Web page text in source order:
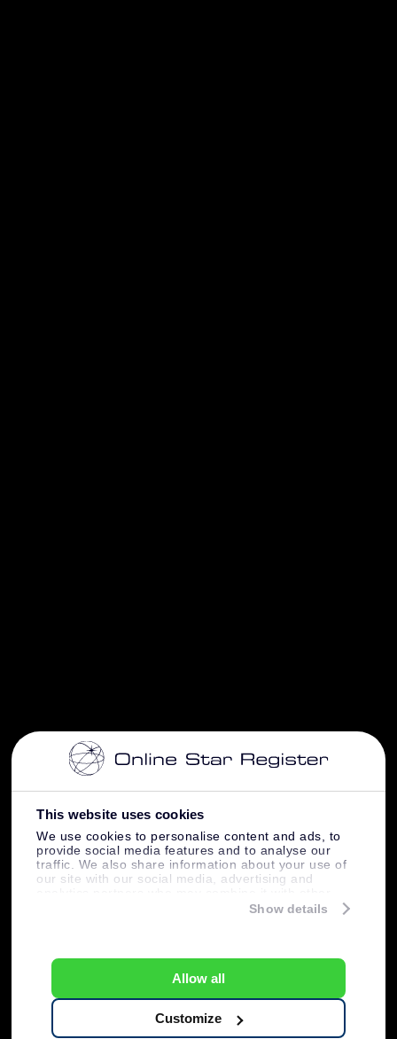
This website uses cookies
We use cookies to personalise content and ads, to
provide social media features and to analyse our
traffic. We also share information about your use of
our site with our social media, advertising and
information that you’ve provided to them or that
Show details
Allow all
Customize